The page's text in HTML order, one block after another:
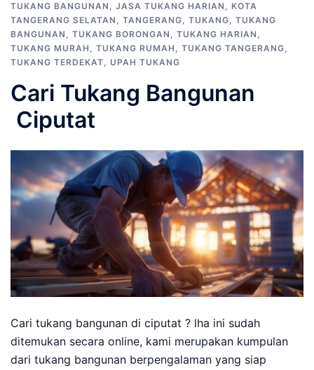
TUKANG BANGUNAN , JASA TUKANG HARIAN , KOTA
TANGERANG SELATAN , TANGERANG, TUKANG, TUKANG
BANGUNAN , TUKANG BORONGAN , TUKANG HARIAN ,
TUKANG MURAH , TUKANG RUMAH , TUKANG TANGERANG,
TUKANG TERDEKAT, UPAH TUKANG
Cari Tukang Bangunan
Ciputat
Cari tukang bangunan di ciputat ? lha ini sudah
ditemukan secara online, kami merupakan kumpulan
dari tukang bangunan berpengalaman yang siap